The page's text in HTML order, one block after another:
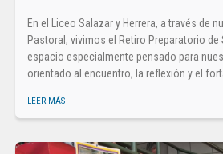
En el Liceo Salazar y Herrera, a través de
Pastoral, vivimos el Retiro Preparatorio de
espacio especialmente pensado para
orientado al encuentro, la reflexión y el
LEER MÁS